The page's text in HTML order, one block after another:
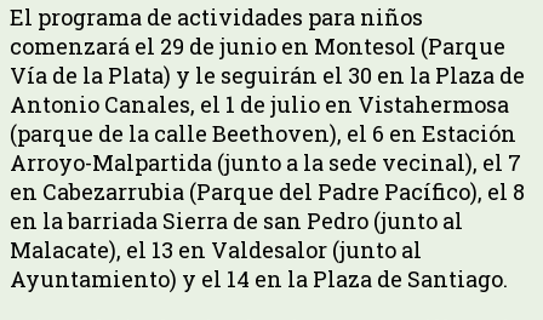
El programa de actividades para niños
comenzará el 29 de junio en Montesol (Parque
Vía de la Plata) y le seguirán el 30 en la Plaza de
Antonio Canales, el 1 de julio en Vistahermosa
(parque de la calle Beethoven), el 6 en Estación
Arroyo-Malpartida (junto a la sede vecinal), el 7
en Cabezarrubia (Parque del Padre Pacífico), el 8
en la barriada Sierra de san Pedro (junto al
Malacate), el 13 en Valdesalor (junto al
Ayuntamiento) y el 14 en la Plaza de Santiago.